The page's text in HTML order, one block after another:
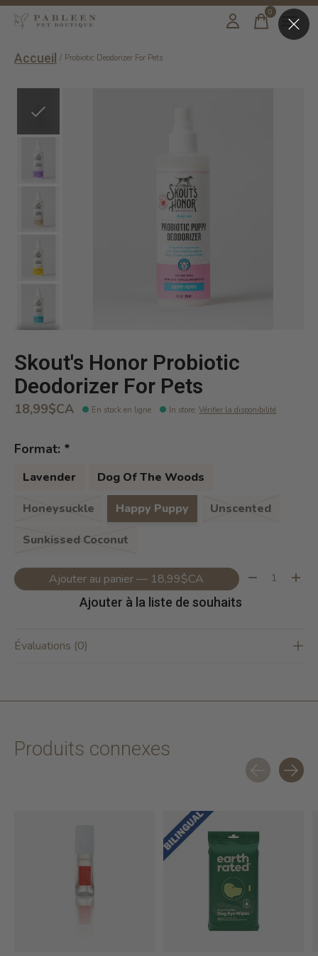
0items
Accueil / Probiotic Deodorizer For Pets
Skout's Honor Probiotic
Deodorizer For Pets
18,99$CA En stock en ligne In store:Vérifier la disponibilité
Format: *
Lavender
Dog Of The Woods
Honeysuckle
Happy Puppy
Unscented
Sunkissed Coconut
Ajouter au panier — 18,99$CA Quantité:
Ajouter à la liste de souhaits
Évaluations (0)
Produits connexes